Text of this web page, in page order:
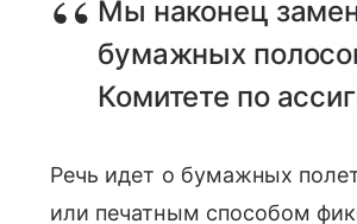
Мы наконец
бумажных
Комитете по
Речь идет о бумажных
или печатным способом